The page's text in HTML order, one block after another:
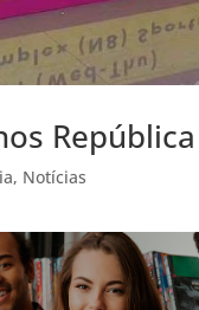
, Notícias